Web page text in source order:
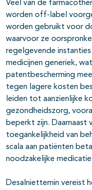
Veel van de
worden off-label
worden gebruikt voor
waarvoor ze
regelgevende
medicijnen generiek,
patentbescherming
tegen lagere kosten
leiden tot aanzienlijke
gezondheidszorg,
beperkt zijn.
toegankelijkheid van
scala aan patiënten
noodzakelijke
Desalniettemin vereist